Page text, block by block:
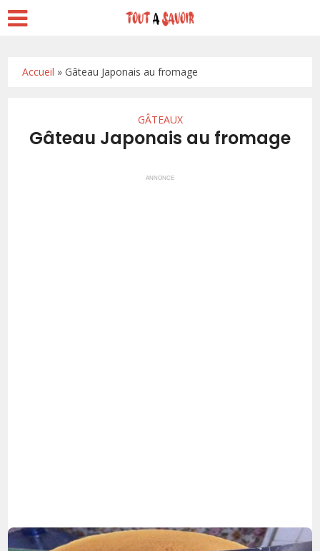
Accueil »Gâteau Japonais au fromage
GÂTEAUX
Gâteau Japonais au fromage
ANNONCE